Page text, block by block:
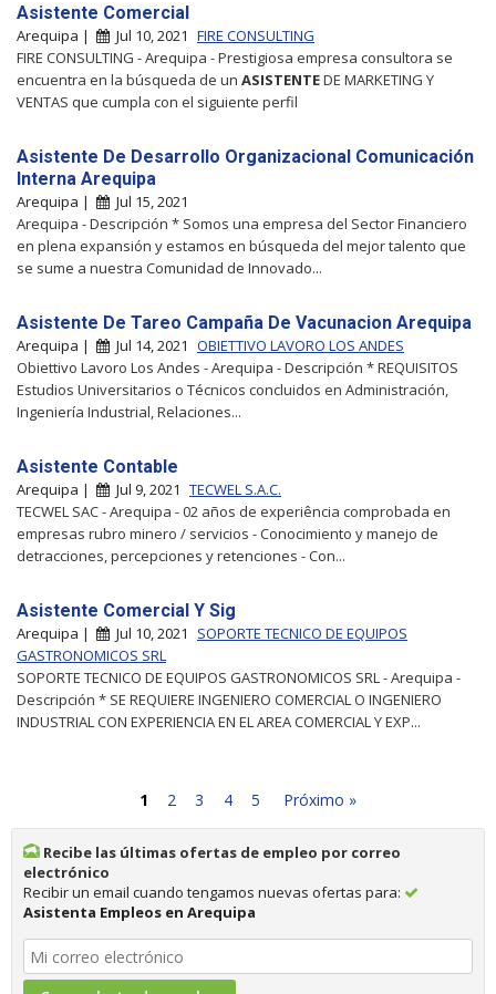
Asistente Comercial
Arequipa | Jul 10, 2021 FIRE CONSULTING
FIRE CONSULTING - Arequipa - Prestigiosa empresa consultora se
encuentra en la búsqueda de un ASISTENTEDE MARKETING Y
VENTAS que cumpla con el siguiente perfil
Asistente De Desarrollo Organizacional Comunicación
Interna Arequipa
Arequipa |
Jul 15, 2021
Arequipa - Descripción * Somos una empresa del Sector Financiero
en plena expansión y estamos en búsqueda del mejor talento que
se sume a nuestra Comunidad de Innovado...
Asistente De Tareo Campaña De Vacunacion Arequipa
Arequipa | Jul 14, 2021 OBIETTIVO LAVORO LOS ANDES
Obiettivo Lavoro Los Andes - Arequipa - Descripción * REQUISITOS
Estudios Universitarios o Técnicos concluidos en Administración,
Ingeniería Industrial, Relaciones...
Asistente Contable
Arequipa | Jul 9, 2021 TECWEL S.A.C.
TECWEL SAC - Arequipa - 02 años de experiência comprobada en
empresas rubro minero / servicios - Conocimiento y manejo de
detracciones, percepciones y retenciones - Con...
Asistente Comercial Y Sig
Arequipa | Jul 10, 2021
SOPORTE TECNICO DE EQUIPOS
GASTRONOMICOS SRL
SOPORTE TECNICO DE EQUIPOS GASTRONOMICOS SRL - Arequipa -
Descripción * SE REQUIERE INGENIERO COMERCIAL O INGENIERO
INDUSTRIAL CON EXPERIENCIA EN EL AREA COMERCIAL Y EXP...
1 2 3 4 5 Próximo »
Recibe las últimas ofertas de empleo por correo
electrónico
Recibir un email cuando tengamos nuevas ofertas para:
Asistenta Empleos en Arequipa